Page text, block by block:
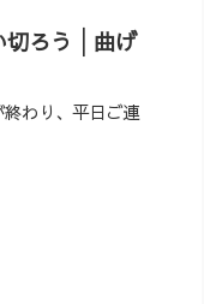
切ろう│曲げ
わり、平日ご連